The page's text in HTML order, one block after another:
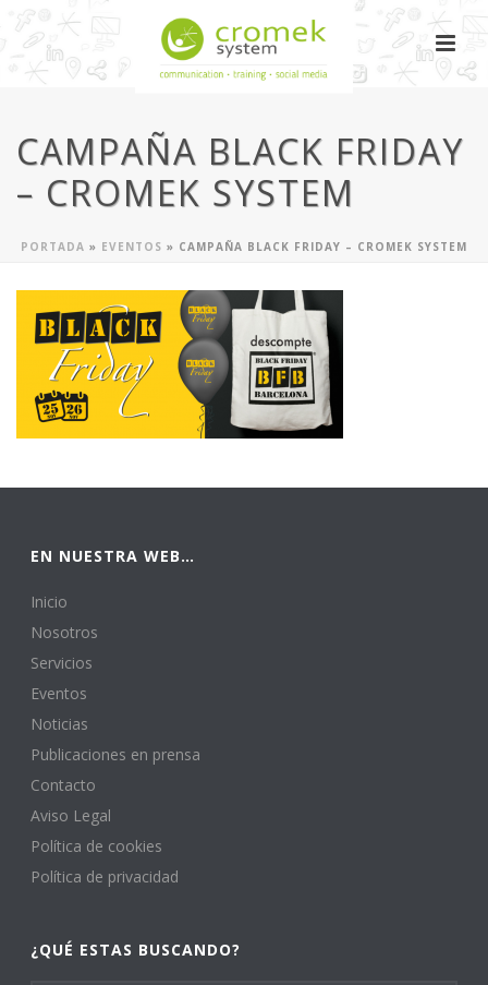
CAMPAÑA BLACK FRIDAY
– CROMEK SYSTEM
PORTADA » EVENTOS » CAMPAÑA BLACK FRIDAY – CROMEK SYSTEM
EN NUESTRA WEB…
Inicio
Nosotros
Servicios
Eventos
Noticias
Publicaciones en prensa
Contacto
Aviso Legal
Política de cookies
Política de privacidad
¿QUÉ ESTAS BUSCANDO?